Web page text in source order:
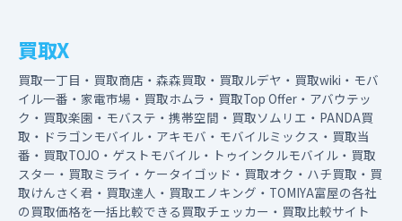
買取X
買取一丁目・買取商店・森森買取・買取ルデヤ・買取wiki・モバ
イル一番・家電市場・買取ホムラ・買取Top Offer・アバウテッ
ク・買取楽園・モバステ・携帯空間・買取ソムリエ・PANDA買
取・ドラゴンモバイル・アキモバ・モバイルミックス・買取当
番・買取TOJO・ゲストモバイル・トゥインクルモバイル・買取
スター・買取ミライ・ケータイゴッド・買取オク・ハチ買取・買
取けんさく君・買取達人・買取エノキング・TOMIYA富屋の各社
の買取価格を一括比較できる買取チェッカー・買取比較サイト